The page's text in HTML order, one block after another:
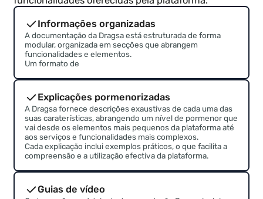
Documentação
Não precisa de conhecimentos
técnicos
A Dragsa disponibiliza um manual básico e
para aprender a utilizar cada uma das
funcionalidades oferecidas pela plataforma.
Informações organizadas
A documentação da Dragsa está estruturada de forma
modular, organizada em secções que abrangem
funcionalidades e elementos.
Um formato de